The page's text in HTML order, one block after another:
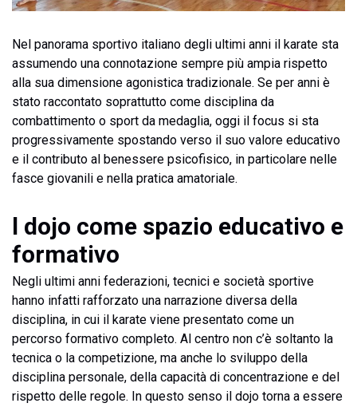
Nel panorama sportivo italiano degli ultimi anni il karate sta
assumendo una connotazione sempre più ampia rispetto
alla sua dimensione agonistica tradizionale. Se per anni è
stato raccontato soprattutto come disciplina da
combattimento o sport da medaglia, oggi il focus si sta
progressivamente spostando verso il suo valore educativo
e il contributo al benessere psicofisico, in particolare nelle
fasce giovanili e nella pratica amatoriale.
l dojo come spazio educativo e
formativo
Negli ultimi anni federazioni, tecnici e società sportive
hanno infatti rafforzato una narrazione diversa della
disciplina, in cui il karate viene presentato come un
percorso formativo completo. Al centro non c’è soltanto la
tecnica o la competizione, ma anche lo sviluppo della
disciplina personale, della capacità di concentrazione e del
rispetto delle regole. In questo senso il dojo torna a essere